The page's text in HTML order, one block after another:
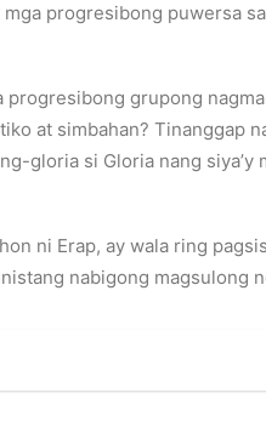
progresibong puwersa
progresibong grupong
at simbahan? Tinanggap
gloria si Gloria nang
ni Erap, ay wala ring
nabigong magsulong